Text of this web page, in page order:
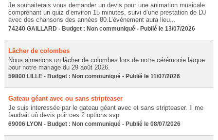
Je souhaiterais vous demander un devis pour une animation musicale
comprenant un quiz d’environ 15 minutes, suivi d’une prestation de DJ
avec des chansons des années 80.L’événement aura lieu...
74240 GAILLARD - Budget : Non communiqué - Publié le 13/07/2026
Lâcher de colombes
Nous aimerions un lâcher de colombes lors de notre cérémonie laïque
pour notre mariage du 29 août 2026.
59800 LILLE - Budget : Non communiqué - Publié le 11/07/2026
Gateau géant avec ou sans stripteaser
Je suis interessée par le gateau géant avec et sans stripteaser. Il me
faudrait uû devis poir ces 2 options svp
69006 LYON - Budget : Non communiqué - Publié le 08/07/2026